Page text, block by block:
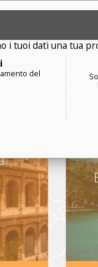
i tuoi dati una tua
del